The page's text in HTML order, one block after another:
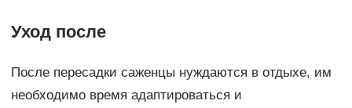
Уход после
После пересадки саженцы нуждаются в отдыхе, им
необходимо время адаптироваться и